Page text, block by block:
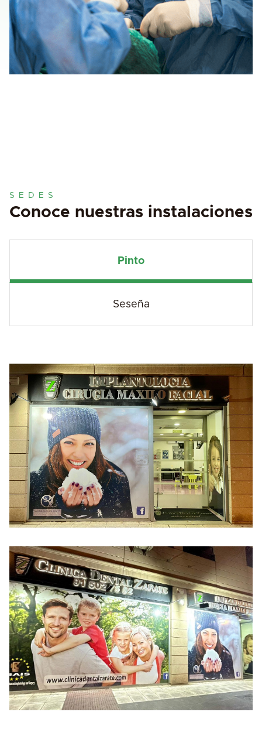
SEDES
Conoce nuestras instalaciones
Pinto
Seseña